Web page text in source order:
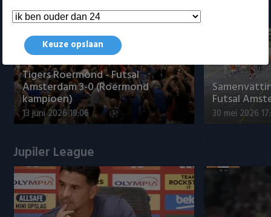
Samenvattingen Eredivisie
Tigers Roermond - Futsal
Amsterdam 3-0 (Roermond
kampioen)
13 juni 2026 19:06
Futsal
30 mei 2026
Jupiler League
Keuze opslaan